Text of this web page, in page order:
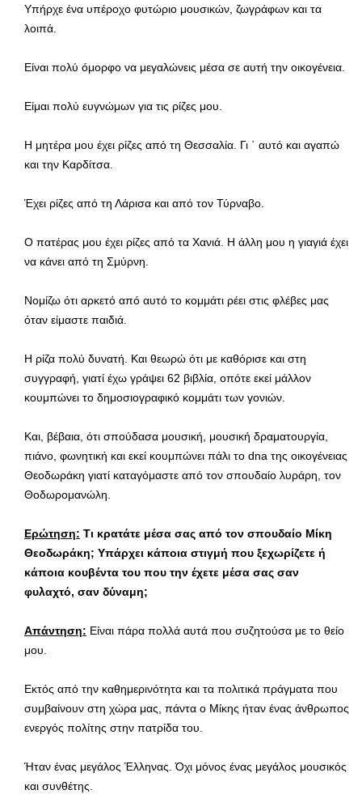
Υπήρχε ένα υπέροχο φυτώριο μουσικών, ζωγράφων και τα
λοιπά.
Είναι πολύ όμορφο να μεγαλώνεις μέσα σε αυτή την οικογένεια.
Είμαι πολύ ευγνώμων για τις ρίζες μου.
Η μητέρα μου έχει ρίζες από τη Θεσσαλία. Γι ΄ αυτό και αγαπώ
και την Καρδίτσα.
Έχει ρίζες από τη Λάρισα και από τον Τύρναβο.
Ο πατέρας μου έχει ρίζες από τα Χανιά. Η άλλη μου η γιαγιά έχει
να κάνει από τη Σμύρνη.
Νομίζω ότι αρκετό από αυτό το κομμάτι ρέει στις φλέβες μας
όταν είμαστε παιδιά.
Η ρίζα πολύ δυνατή. Και θεωρώ ότι με καθόρισε και στη
συγγραφή, γιατί έχω γράψει 62 βιβλία, οπότε εκεί μάλλον
κουμπώνει το δημοσιογραφικό κομμάτι των γονιών.
Και, βέβαια, ότι σπούδασα μουσική, μουσική δραματουργία,
πιάνο, φωνητική και εκεί κουμπώνει πάλι το dna της οικογένειας
Θεοδωράκη γιατί καταγόμαστε από τον σπουδαίο λυράρη, τον
Θοδωρομανώλη.
Ερώτηση: Τι κρατάτε μέσα σας από τον σπουδαίο Μίκη
Θεοδωράκη; Υπάρχει κάποια στιγμή που ξεχωρίζετε ή
κάποια κουβέντα του που την έχετε μέσα σας σαν
φυλαχτό, σαν δύναμη;
Απάντηση: Είναι πάρα πολλά αυτά που συζητούσα με το θείο
μου.
Εκτός από την καθημερινότητα και τα πολιτικά πράγματα που
συμβαίνουν στη χώρα μας, πάντα ο Μίκης ήταν ένας άνθρωπος
ενεργός πολίτης στην πατρίδα του.
Ήταν ένας μεγάλος Έλληνας. Όχι μόνος ένας μεγάλος μουσικός
και συνθέτης.